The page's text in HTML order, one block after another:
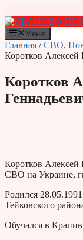
к
содержимому
Меню
Главная /СВО,
Коротков Алексей
Коротков
Коротков Алексей
СВО на Украине,
Родился
Тейковского
Обучался в